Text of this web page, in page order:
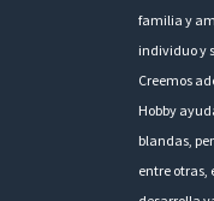
familia y
individuo y
Creemos
Hobby
blandas,
entre otras,